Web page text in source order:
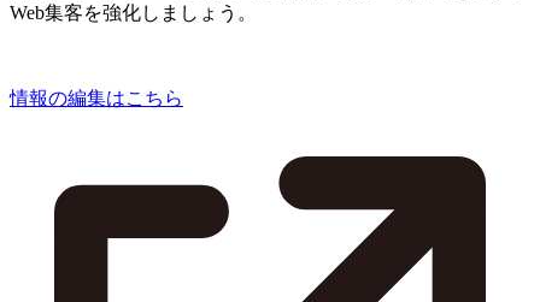
Web集客を強化しましょう。
情報の編集はこちら